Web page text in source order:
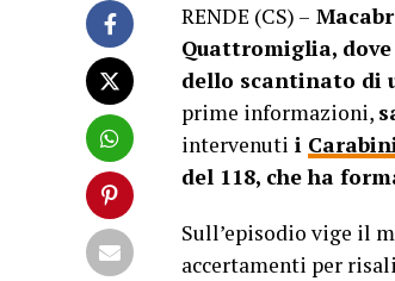
RENDE (CS) –
Quattromiglia,
dello scantinato di
prime informazioni,
intervenuti i
del 118, che ha
Sull’episodio vige il
accertamenti per